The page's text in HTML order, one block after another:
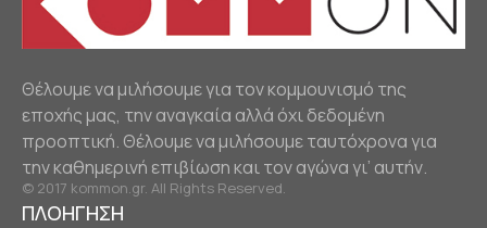
Θέλουμε να μιλήσουμε για τον κομμουνισμό της
εποχής μας, την αναγκαία αλλά όχι δεδομένη
προοπτική. Θέλουμε να μιλήσουμε ταυτόχρονα για
την καθημερινή επιβίωση και τον αγώνα γι’ αυτήν.
© 2017 kommon.gr. All Rights Reserved.
ΠΛΟΗΓΗΣΗ